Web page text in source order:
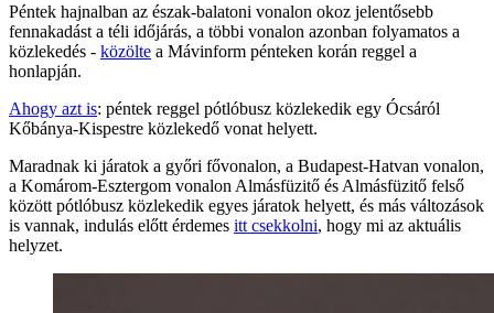
Péntek hajnalban az észak-balatoni vonalon okoz jelentősebb
fennakadást a téli időjárás, a többi vonalon azonban folyamatos a
közlekedés - közölte a Mávinform pénteken korán reggel a
honlapján.
Ahogy azt is: péntek reggel pótlóbusz közlekedik egy Ócsáról
Kőbánya-Kispestre közlekedő vonat helyett.
Maradnak ki járatok a győri fővonalon, a Budapest-Hatvan vonalon,
a Komárom-Esztergom vonalon Almásfüzitő és Almásfüzitő felső
között pótlóbusz közlekedik egyes járatok helyett, és más változások
is vannak, indulás előtt érdemes itt csekkolni, hogy mi az aktuális
helyzet.